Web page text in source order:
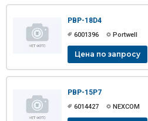
PBP-18D4
6001396 Portwell
Цена по запросу
PBP-15P7
6014427 NEXCOM